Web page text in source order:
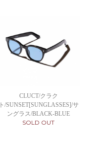
CLUCT/クラク
ト/SUNSET[SUNGLASSES]/サ
ングラス/BLACK-BLUE
SOLD OUT